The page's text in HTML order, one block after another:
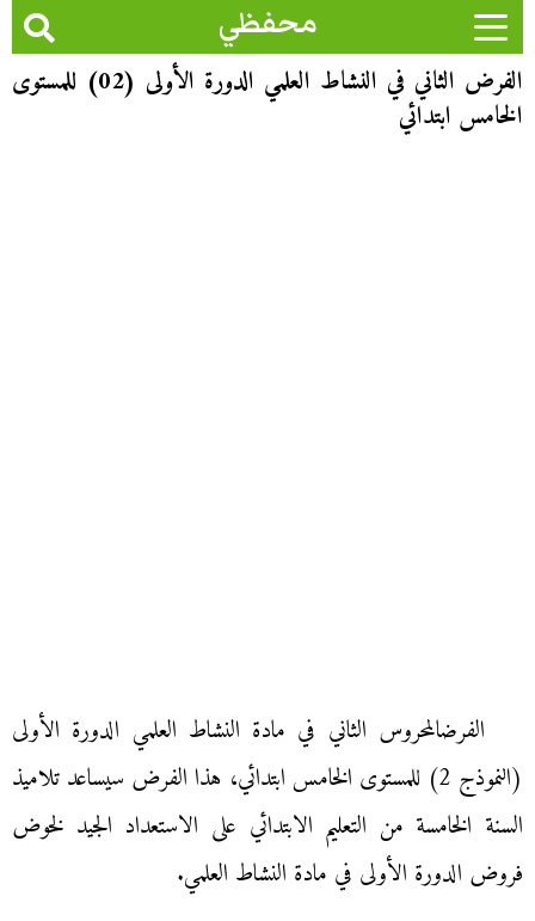
محفظي
الفرض الثاني في النشاط العلمي الدورة الأولى (02) للمستوى
الخامس ابتدائي
الفرضالمحروس الثاني في مادة النشاط العلمي الدورة الأولى
(النموذج 2) للمستوى الخامس ابتدائي، هذا الفرض سيساعد تلاميذ
السنة الخامسة من التعليم الابتدائي على الاستعداد الجيد لخوض
فروض الدورة الأولى في مادة النشاط العلمي.